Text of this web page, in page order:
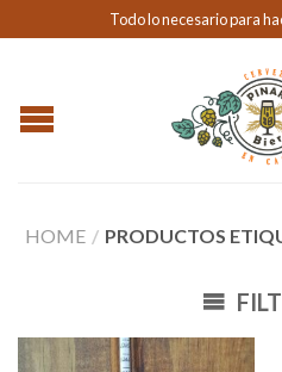
Todo lo necesario para
HOME / PRODUCTOS